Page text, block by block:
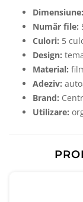
Dimensiune:
Număr file:
Culori: 5
Design:
Material:
Adeziv:
Brand:
Utilizare: